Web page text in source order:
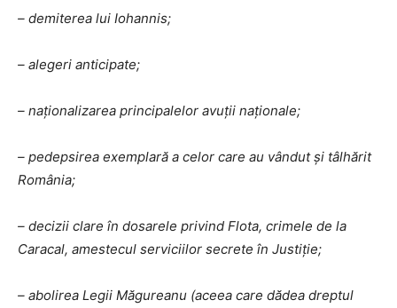
– demiterea lui Iohannis;
– alegeri anticipate;
– naționalizarea principalelor avuții naționale;
– pedepsirea exemplară a celor care au vândut și tâlhărit
România;
– decizii clare în dosarele privind Flota, crimele de la
Caracal, amestecul serviciilor secrete în Justiție;
– abolirea Legii Măgureanu (aceea care dădea dreptul